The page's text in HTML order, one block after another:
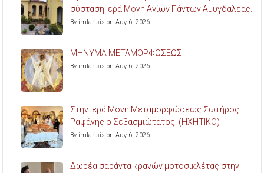
σύσταση Ιερά Μονή Αγίων Πάντων Αμυγδαλέας.
By imlarisis on Αυγ 6, 2026
ΜΗΝΥΜΑ ΜΕΤΑΜΟΡΦΩΣΕΩΣ
By imlarisis on Αυγ 6, 2026
Στην Ιερά Μονή Μεταμορφώσεως Σωτήρος
Ραψάνης ο Σεβασμιώτατος. (ΗΧΗΤΙΚΟ)
By imlarisis on Αυγ 6, 2026
Δωρέα σαράντα κρανών μοτοσικλέτας στην